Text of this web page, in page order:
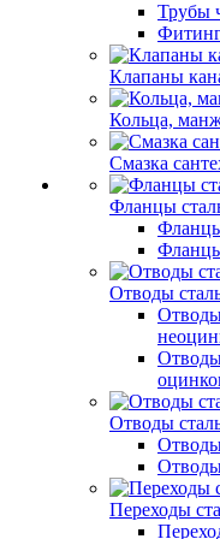
Трубы
Клапаны
Кольца,
Смазка
Фланцы
Отводы
Отводы
Переходы